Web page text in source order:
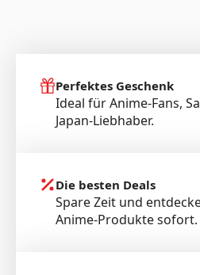
Perfektes Geschenk
Ideal für Anime-Fans,
Japan-Liebhaber.
Die besten Deals
Spare Zeit und
Anime-Produkte sofort.